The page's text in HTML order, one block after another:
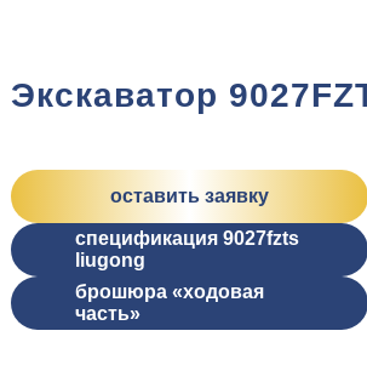
Экскаватор
оставить заявку
спецификация 9027fzts
liugong
брошюра «ходовая
часть»